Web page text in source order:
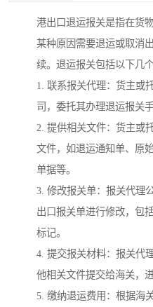
港出口退运报关是指在货
某种原因需要退运或取消
续。退运报关包括以下几个
1. 联系报关代理：货主或
司，委托其办理退运报关手
2. 提供相关文件：货主或
文件，如退运通知单、原
单据等。
3. 修改报关单：报关代理
出口报关单进行修改，包
标记。
4. 提交报关材料：报关代
他相关文件提交给海关，
5. 缴纳退运费用：根据海